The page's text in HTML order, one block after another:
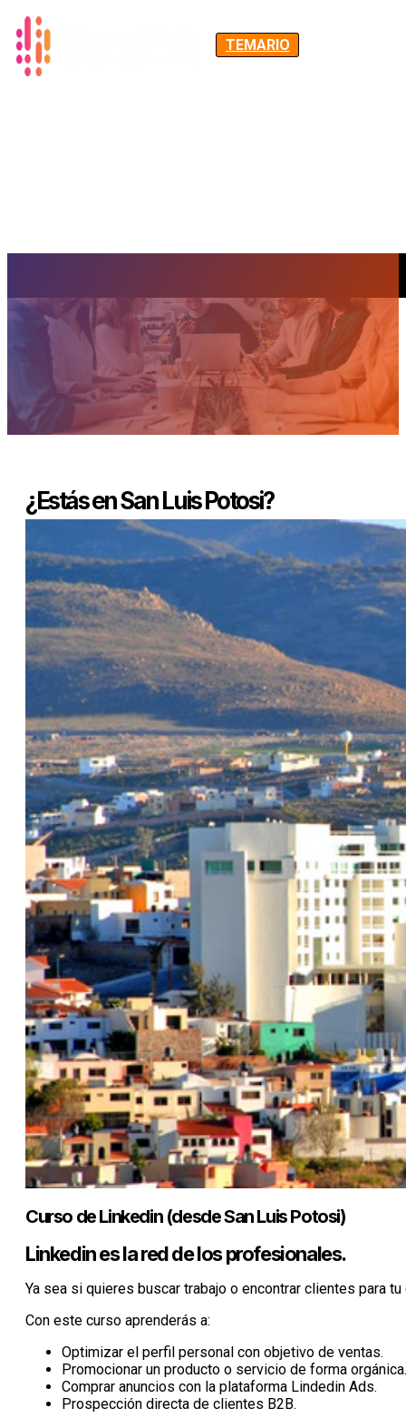
TEMARIO
¿Estás en San Luis Potosi?
Curso de Linkedin (desde San Luis Potosi)
Linkedin es la red de los profesionales.
Ya sea si quieres buscar trabajo o encontrar clientes para
Con este curso aprenderás a:
Optimizar el perfil personal con objetivo de ventas.
Promocionar un producto o servicio de forma orgánica.
Comprar anuncios con la plataforma Lindedin Ads.
Prospección directa de clientes B2B.